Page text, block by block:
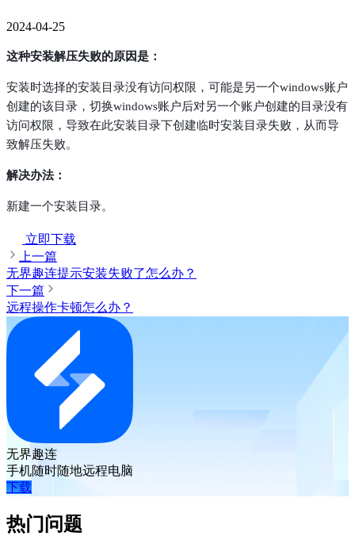
2024-04-25
这种安装解压失败的原因是：
安装时选择的安装目录没有访问权限，可能是另一个windows账户
创建的该目录，切换windows账户后对另一个账户创建的目录没有
访问权限，导致在此安装目录下创建临时安装目录失败，从而导
致解压失败。
解决办法：
新建一个安装目录。
立即下载
上一篇
无界趣连提示安装失败了怎么办？
下一篇
远程操作卡顿怎么办？
无界趣连
手机随时随地远程电脑
下载
热门问题